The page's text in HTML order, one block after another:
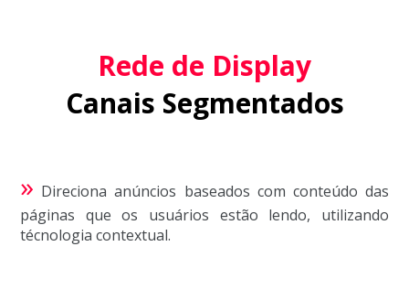
Rede de Display
Canais Segmentados
» Direciona anúncios baseados com conteúdo das
páginas que os usuários estão lendo, utilizando
técnologia contextual.